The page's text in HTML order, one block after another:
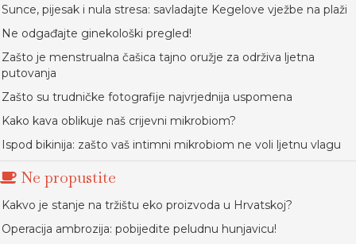
Sunce, pijesak i nula stresa: savladajte Kegelove vježbe na plaži
Ne odgađajte ginekološki pregled!
Zašto je menstrualna čašica tajno oružje za održiva ljetna
putovanja
Zašto su trudničke fotografije najvrjednija uspomena
Kako kava oblikuje naš crijevni mikrobiom?
Ispod bikinija: zašto vaš intimni mikrobiom ne voli ljetnu vlagu
Ne propustite
Kakvo je stanje na tržištu eko proizvoda u Hrvatskoj?
Operacija ambrozija: pobijedite peludnu hunjavicu!